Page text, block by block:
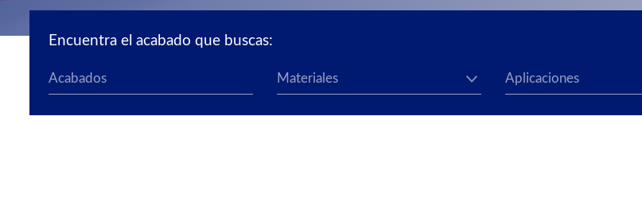
Encuentra el acabado que buscas: